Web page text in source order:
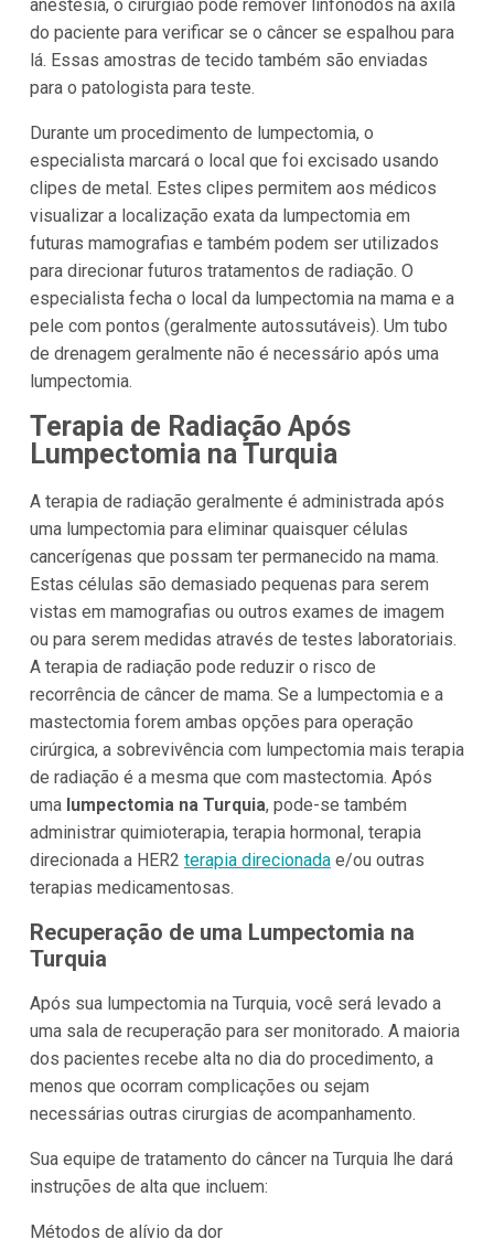
anestesia, o cirurgião pode remover linfonodos na axila
do paciente para verificar se o câncer se espalhou para
lá. Essas amostras de tecido também são enviadas
para o patologista para teste.
Durante um procedimento de lumpectomia, o
especialista marcará o local que foi excisado usando
clipes de metal. Estes clipes permitem aos médicos
visualizar a localização exata da lumpectomia em
futuras mamografias e também podem ser utilizados
para direcionar futuros tratamentos de radiação. O
especialista fecha o local da lumpectomia na mama e a
pele com pontos (geralmente autossutáveis). Um tubo
de drenagem geralmente não é necessário após uma
lumpectomia.
Terapia de Radiação Após
Lumpectomia na Turquia
A terapia de radiação geralmente é administrada após
uma lumpectomia para eliminar quaisquer células
cancerígenas que possam ter permanecido na mama.
Estas células são demasiado pequenas para serem
vistas em mamografias ou outros exames de imagem
ou para serem medidas através de testes laboratoriais.
A terapia de radiação pode reduzir o risco de
recorrência de câncer de mama. Se a lumpectomia e a
mastectomia forem ambas opções para operação
cirúrgica, a sobrevivência com lumpectomia mais terapia
de radiação é a mesma que com mastectomia. Após
uma lumpectomia na Turquia, pode-se também
administrar quimioterapia, terapia hormonal, terapia
direcionada a HER2 terapia direcionadae/ou outras
terapias medicamentosas.
Recuperação de uma Lumpectomia na
Turquia
Após sua lumpectomia na Turquia, você será levado a
uma sala de recuperação para ser monitorado. A maioria
dos pacientes recebe alta no dia do procedimento, a
menos que ocorram complicações ou sejam
necessárias outras cirurgias de acompanhamento.
Sua equipe de tratamento do câncer na Turquia lhe dará
instruções de alta que incluem:
Métodos de alívio da dor